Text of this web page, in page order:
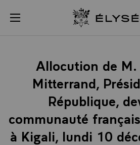
menu Retour
Allocution de M.
Mitterrand,
République,
communauté
à Kigali, lundi 10
Panneau de gestion des cookies